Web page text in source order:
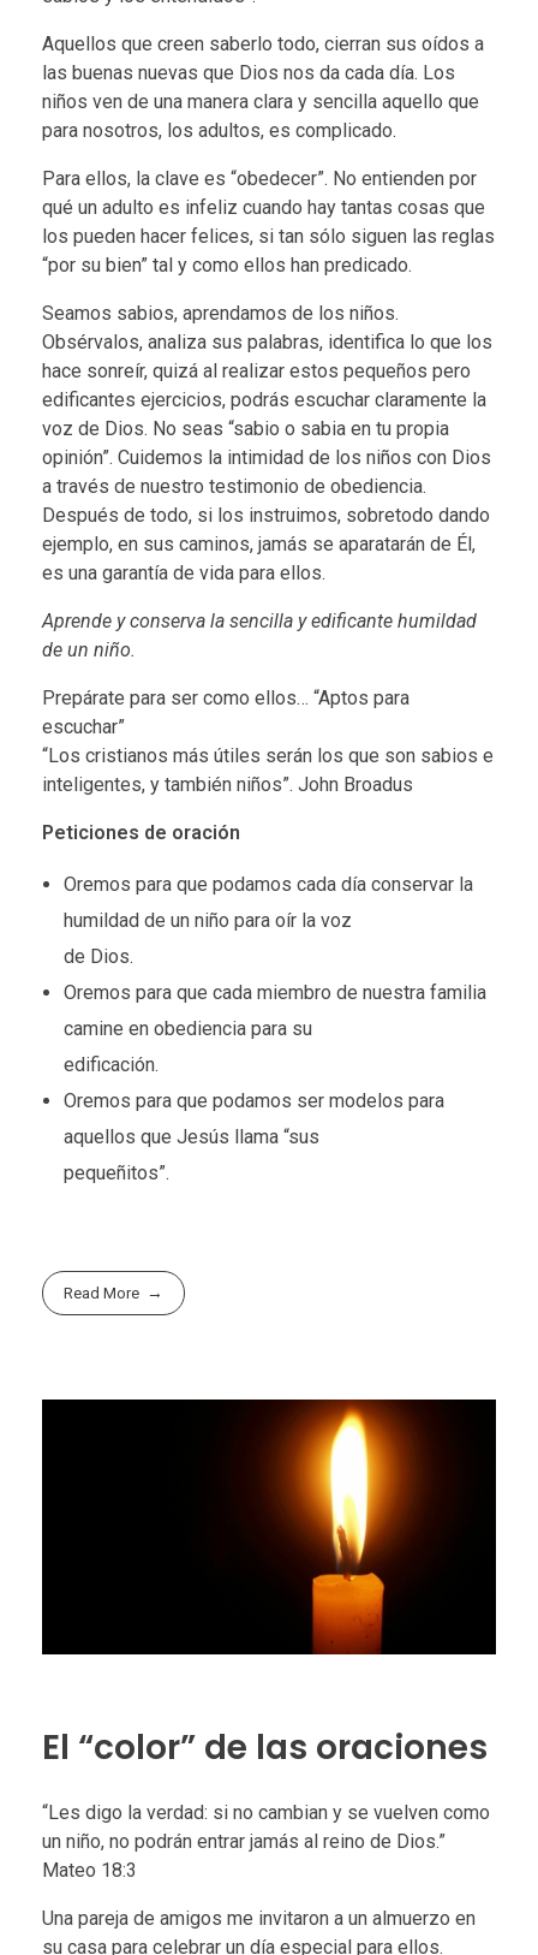
Aquellos que creen saberlo todo, cierran sus oídos a
las buenas nuevas que Dios nos da cada día. Los
niños ven de una manera clara y sencilla aquello que
para nosotros, los adultos, es complicado.
Para ellos, la clave es “obedecer”. No entienden por
qué un adulto es infeliz cuando hay tantas cosas que
los pueden hacer felices, si tan sólo siguen las reglas
“por su bien” tal y como ellos han predicado.
Seamos sabios, aprendamos de los niños.
Obsérvalos, analiza sus palabras, identifica lo que los
hace sonreír, quizá al realizar estos pequeños pero
edificantes ejercicios, podrás escuchar claramente la
voz de Dios. No seas “sabio o sabia en tu propia
opinión”. Cuidemos la intimidad de los niños con Dios
a través de nuestro testimonio de obediencia.
Después de todo, si los instruimos, sobretodo dando
ejemplo, en sus caminos, jamás se aparatarán de Él,
es una garantía de vida para ellos.
Aprende y conserva la sencilla y edificante humildad
de un niño.
Prepárate para ser como ellos… “Aptos para
escuchar”
“Los cristianos más útiles serán los que son sabios e
inteligentes, y también niños”. John Broadus
Peticiones de oración
Oremos para que podamos cada día conservar la
humildad de un niño para oír la voz
de Dios.
Oremos para que cada miembro de nuestra familia
camine en obediencia para su
edificación.
Oremos para que podamos ser modelos para
aquellos que Jesús llama “sus
pequeñitos”.
Read More
El “color” de las oraciones
“Les digo la verdad: si no cambian y se vuelven como
un niño, no podrán entrar jamás al reino de Dios.”
Mateo 18:3
Una pareja de amigos me invitaron a un almuerzo en
su casa para celebrar un día especial para ellos.